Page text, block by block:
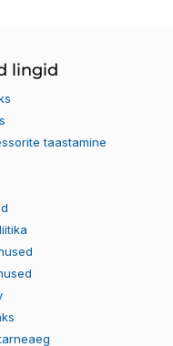
lingid
taastamine